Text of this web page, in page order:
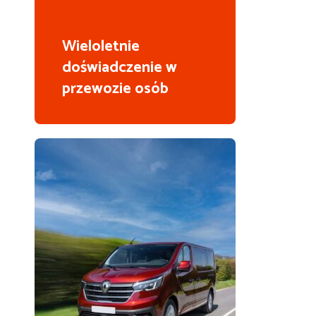
Wieloletnie
doświadczenie w
przewozie osób